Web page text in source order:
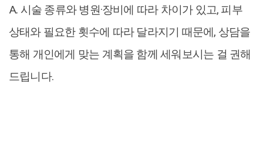
A. 시술 종류와 병원·장비에 따라 차이가 있고, 피부
상태와 필요한 횟수에 따라 달라지기 때문에, 상담을
통해 개인에게 맞는 계획을 함께 세워보시는 걸 권해
드립니다.